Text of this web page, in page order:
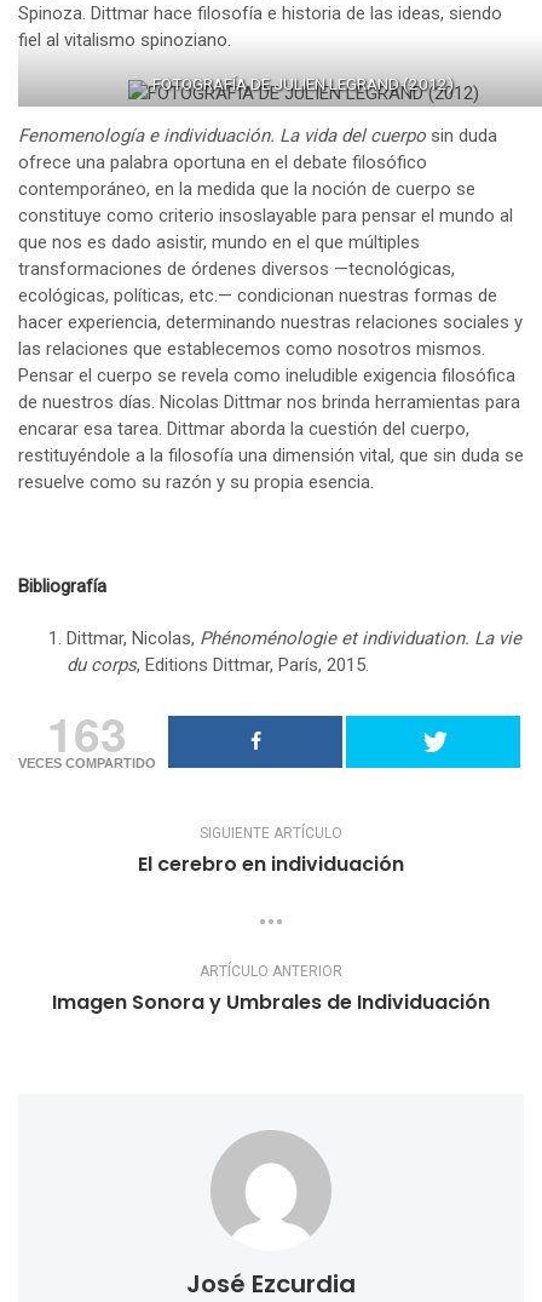
Spinoza. Dittmar hace filosofía e historia de las ideas, siendo
fiel al vitalismo spinoziano.
FOTOGRAFÍA DE JULIEN LEGRAND (2012)
Fenomenología e individuación. La vida del cuerpo sin duda
ofrece una palabra oportuna en el debate filosófico
contemporáneo, en la medida que la noción de cuerpo se
constituye como criterio insoslayable para pensar el mundo al
que nos es dado asistir, mundo en el que múltiples
transformaciones de órdenes diversos —tecnológicas,
ecológicas, políticas, etc.— condicionan nuestras formas de
hacer experiencia, determinando nuestras relaciones sociales y
las relaciones que establecemos como nosotros mismos.
Pensar el cuerpo se revela como ineludible exigencia filosófica
de nuestros días. Nicolas Dittmar nos brinda herramientas para
encarar esa tarea. Dittmar aborda la cuestión del cuerpo,
restituyéndole a la filosofía una dimensión vital, que sin duda se
resuelve como su razón y su propia esencia.
Bibliografía
Dittmar, Nicolas, Phénoménologie et individuation. La vie
du corps, Editions Dittmar, París, 2015.
163
VECES COMPARTIDO
SIGUIENTE ARTÍCULO
El cerebro en individuación
ARTÍCULO ANTERIOR
Imagen Sonora y Umbrales de Individuación
José Ezcurdia